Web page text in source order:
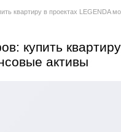
квартиру в проектах LEGENDA
купить
активы